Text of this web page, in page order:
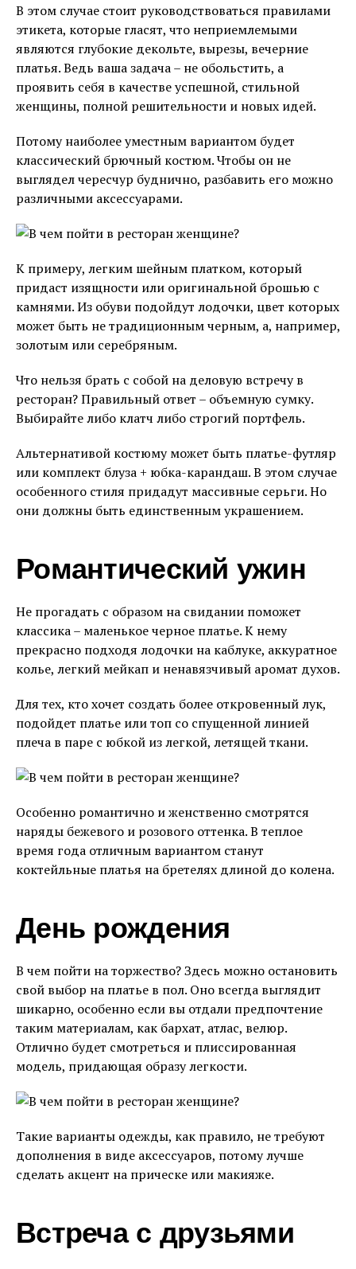
В этом случае стоит руководствоваться правилами
этикета, которые гласят, что неприемлемыми
являются глубокие декольте, вырезы, вечерние
платья. Ведь ваша задача – не обольстить, а
проявить себя в качестве успешной, стильной
женщины, полной решительности и новых идей.
Потому наиболее уместным вариантом будет
классический брючный костюм. Чтобы он не
выглядел чересчур буднично, разбавить его можно
различными аксессуарами.
К примеру, легким шейным платком, который
придаст изящности или оригинальной брошью с
камнями. Из обуви подойдут лодочки, цвет которых
может быть не традиционным черным, а, например,
золотым или серебряным.
Что нельзя брать с собой на деловую встречу в
ресторан? Правильный ответ – объемную сумку.
Выбирайте либо клатч либо строгий портфель.
Альтернативой костюму может быть платье-футляр
или комплект блуза + юбка-карандаш. В этом случае
особенного стиля придадут массивные серьги. Но
они должны быть единственным украшением.
Романтический ужин
Не прогадать с образом на свидании поможет
классика – маленькое черное платье. К нему
прекрасно подходя лодочки на каблуке, аккуратное
колье, легкий мейкап и ненавязчивый аромат духов.
Для тех, кто хочет создать более откровенный лук,
подойдет платье или топ со спущенной линией
плеча в паре с юбкой из легкой, летящей ткани.
Особенно романтично и женственно смотрятся
наряды бежевого и розового оттенка. В теплое
время года отличным вариантом станут
коктейльные платья на бретелях длиной до колена.
День рождения
В чем пойти на торжество? Здесь можно остановить
свой выбор на платье в пол. Оно всегда выглядит
шикарно, особенно если вы отдали предпочтение
таким материалам, как бархат, атлас, велюр.
Отлично будет смотреться и плиссированная
модель, придающая образу легкости.
Такие варианты одежды, как правило, не требуют
дополнения в виде аксессуаров, потому лучше
сделать акцент на прическе или макияже.
Встреча с друзьями